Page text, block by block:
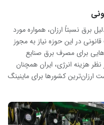
برق نسبتاً ارزان، همواره مورد
در این حوزه نیاز به مجوز
برای مصرف برق صنایع
هزینه انرژی، ایران همچنان
کشورها برای ماینینگ